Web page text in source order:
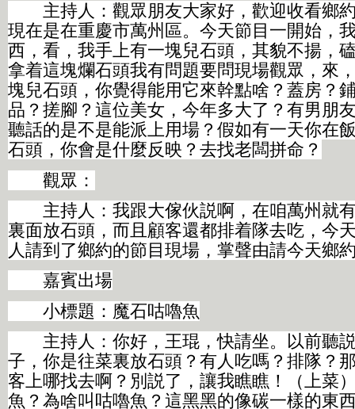
主持人：觀眾朋友大家好，歡迎收看鄉
現在是在重慶市萬州區。今天節目一開始，
西，看，我手上有一塊兒石頭，其貌不揚，
拿着這塊爛石頭我有問題要問現場觀眾，來
塊兒石頭，你覺得能用它來幹點啥？蓋房？
品？搓腳？這位美女，今年多大了？有男朋
聽話的是不是能派上用場？假如有一天你在
石頭，你會是什麼反映？去找老闆拼命？
觀眾：
主持人：我跟大傢伙説啊，在咱萬州就
裏面放石頭，而且顧客還都排着隊去吃，今
人請到了鄉約的節目現場，掌聲由請今天鄉
嘉賓出場
小標題：魔石咕嚕魚
主持人：你好，王琨，快請坐。以前聽
子，你是往菜裏放石頭？有人吃嗎？排隊？
客上哪找去啊？別説了，讓我瞧瞧！（上菜
魚？為啥叫咕嚕魚？這黑黑的像碳一樣的東